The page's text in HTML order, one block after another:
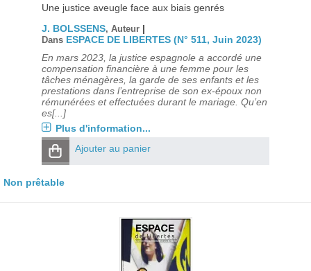
Une justice aveugle face aux biais genrés
J. BOLSSENS, Auteur |
Dans ESPACE DE LIBERTES (N° 511, Juin 2023)
En mars 2023, la justice espagnole a accordé une
compensation financière à une femme pour les
tâches ménagères, la garde de ses enfants et les
prestations dans l’entreprise de son ex-époux non
rémunérées et effectuées durant le mariage. Qu’en
es[...]
Plus d'information...
Ajouter au panier
Non prêtable